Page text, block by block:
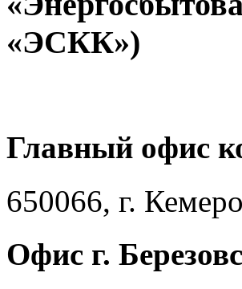
«ЭСКК»)
Главный офис
650066, г.
Офис г.